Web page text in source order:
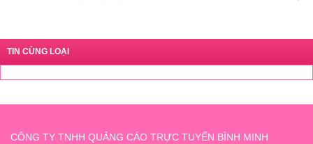
TIN CÙNG LOẠI
CÔNG TY TNHH QUẢNG CÁO TRỰC TUYẾN BÌNH MINH